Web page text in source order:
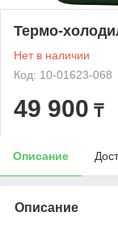
Термо-
Нет в наличии
Код: 10-01623-068
49 900 ₸
Описание
Описание